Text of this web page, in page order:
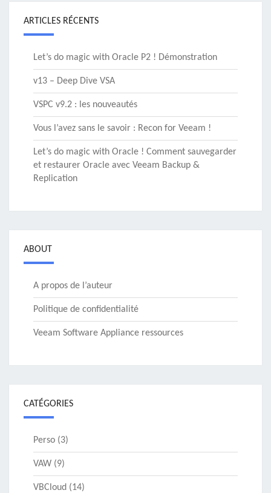
ARTICLES RÉCENTS
Let’s do magic with Oracle P2 ! Démonstration
v13 – Deep Dive VSA
VSPC v9.2 : les nouveautés
Vous l’avez sans le savoir : Recon for Veeam !
Let’s do magic with Oracle ! Comment sauvegarder
et restaurer Oracle avec Veeam Backup &
Replication
ABOUT
A propos de l’auteur
Politique de confidentialité
Veeam Software Appliance ressources
CATÉGORIES
Perso (3)
VAW (9)
VBCloud (14)